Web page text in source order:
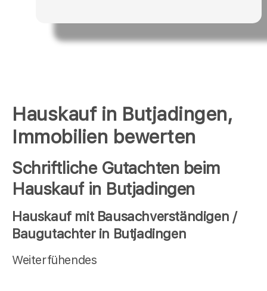
Hauskauf in Butjadingen,
Immobilien bewerten
Schriftliche Gutachten beim
Hauskauf in Butjadingen
Hauskauf mit Bausachverständigen /
Baugutachter in Butjadingen
Weiterfühendes